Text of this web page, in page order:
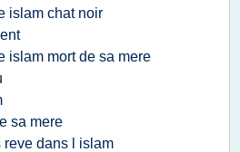
islam chat noir
islam mort de sa mere
sa mere
reve dans l islam